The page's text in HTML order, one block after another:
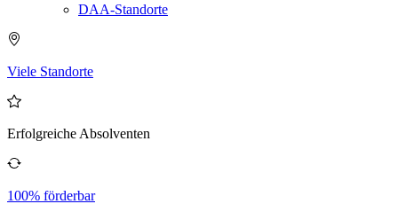
DAA-Standorte
Viele Standorte
Erfolgreiche Absolventen
100% förderbar